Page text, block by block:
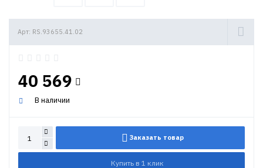
Арт: RS.93655.41.02
40 569
В наличии
Заказать товар
Купить в 1 клик